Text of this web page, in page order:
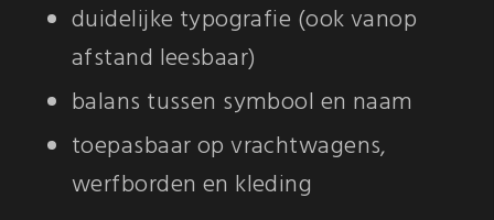
duidelijke typografie (ook vanop
afstand leesbaar)
balans tussen symbool en naam
toepasbaar op vrachtwagens,
werfborden en kleding